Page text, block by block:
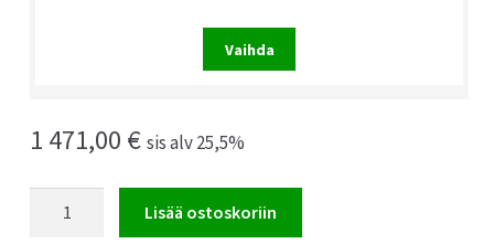
Vaihda
1 471,00 € sis alv 25,5%
Lisää ostoskoriin